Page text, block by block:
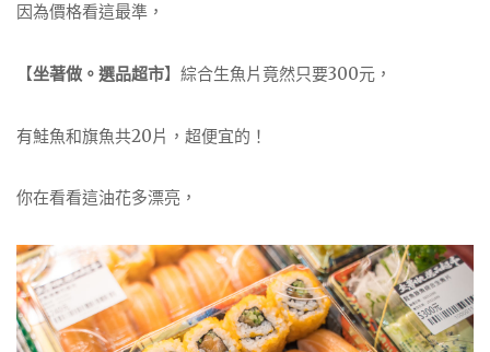
因為價格看這最準，
【坐著做。選品超市】綜合生魚片竟然只要300元，
有鮭魚和旗魚共20片，超便宜的！
你在看看這油花多漂亮，